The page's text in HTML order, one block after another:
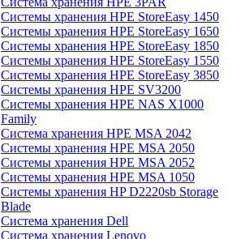
Системы хранения HPE StoreEasy 1450
Системы хранения HPE StoreEasy 1650
Системы хранения HPE StoreEasy 1850
Системы хранения HPE StoreEasy 1550
Системы хранения HPE StoreEasy 3850
Системы хранения HPE SV3200
Системы хранения HPE NAS X1000
Family
Система хранения HPE MSA 2042
Системы хранения HPE MSA 2050
Системы хранения HPE MSA 2052
Системы хранения HPE MSA 1050
Системы хранения HP D2220sb Storage
Blade
Система хранения Dell
Система хранения Lenovo